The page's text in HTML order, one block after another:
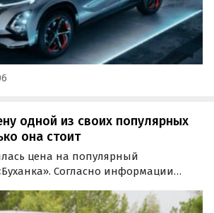
одной из своих популярных
она стоит
цена на популярный
Согласно информации
стоимость одной из моделей СГР